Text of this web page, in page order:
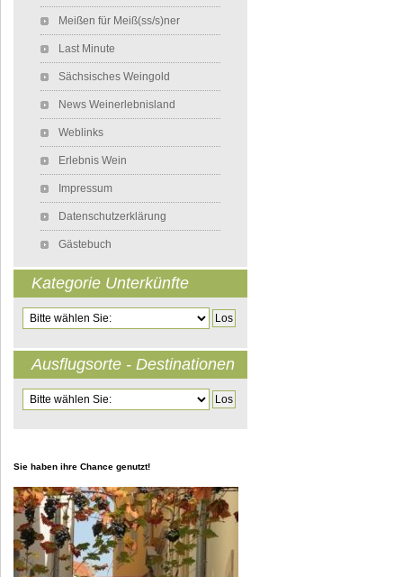
Meißen für Meiß(ss/s)ner
Last Minute
Sächsisches Weingold
News Weinerlebnisland
Weblinks
Erlebnis Wein
Impressum
Datenschutzerklärung
Gästebuch
Kategorie Unterkünfte
Zielseite
Ausflugsorte - Destinationen
Zielseite
Sie haben ihre Chance genutzt!